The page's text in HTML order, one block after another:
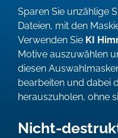
Sparen Sie unzählige
Dateien, mit den
Verwenden Sie KI
Motive auszuwählen
diesen
bearbeiten und dabei
herauszuholen, ohne
Nicht-